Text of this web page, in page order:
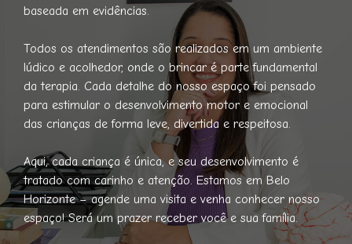
baseada em evidências.
Todos os atendimentos são realizados em um ambiente
lúdico e acolhedor, onde o brincar é parte fundamental
da terapia. Cada detalhe do nosso espaço foi pensado
para estimular o desenvolvimento motor e emocional
das crianças de forma leve, divertida e respeitosa.
Aqui, cada criança é única, e seu desenvolvimento é
tratado com carinho e atenção. Estamos em Belo
Horizonte – agende uma visita e venha conhecer nosso
espaço! Será um prazer receber você e sua família.